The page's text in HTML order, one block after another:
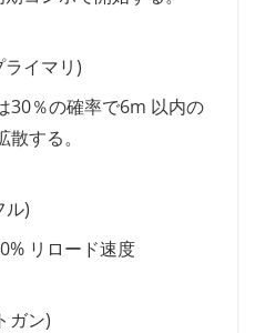
ライマリ)
30％の確率で6m 以内の
する。
ル)
リロード速度
ガン)